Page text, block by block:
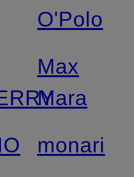
O'Polo
Max
Mara
monari